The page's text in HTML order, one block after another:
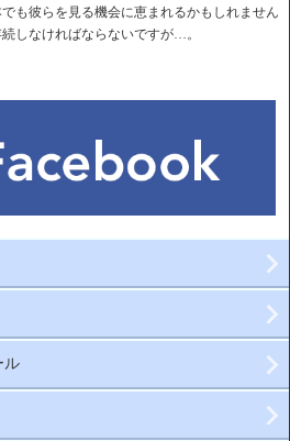
も彼らを見る機会に恵まれるかもしれません
しなければならないですが…。
ル